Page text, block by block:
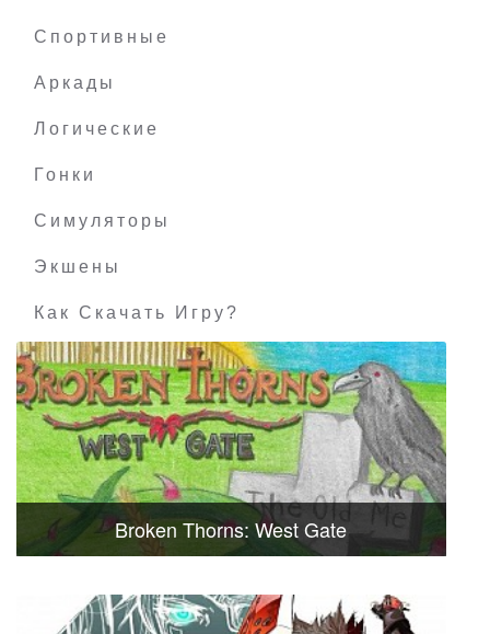
Спортивные
Аркады
Логические
Гонки
Симуляторы
Экшены
Как Скачать Игру?
Broken Thorns: West Gate